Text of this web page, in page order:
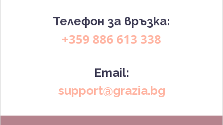
Телефон за връзка:
+359 886 613 338
Email:
support@grazia.bg